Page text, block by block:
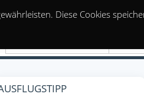
Diese Cookies